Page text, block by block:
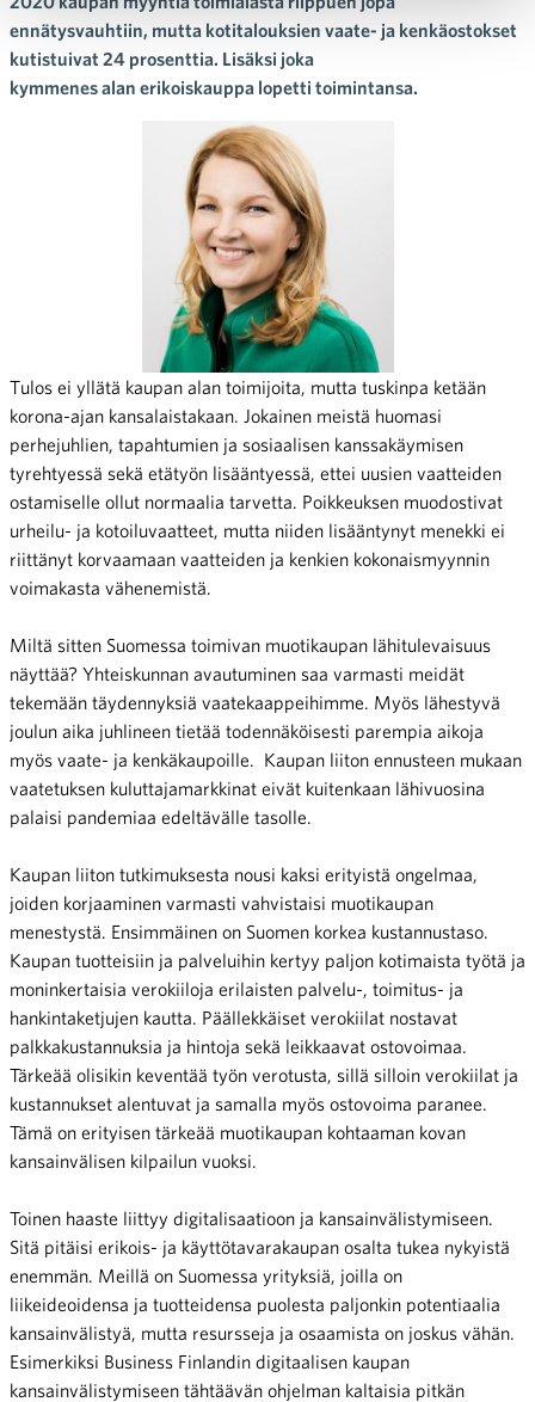
ennätysvauhtiin, mutta kotitalouksien vaate- ja kenkäostokset
kutistuivat 24 prosenttia. Lisäksi joka
kymmenes alan erikoiskauppa lopetti toimintansa.
Tulos ei yllätä kaupan alan toimijoita, mutta tuskinpa ketään
korona-ajan kansalaistakaan. Jokainen meistä huomasi
perhejuhlien, tapahtumien ja sosiaalisen kanssakäymisen
tyrehtyessä sekä etätyön lisääntyessä, ettei uusien vaatteiden
ostamiselle ollut normaalia tarvetta. Poikkeuksen muodostivat
urheilu- ja kotoiluvaatteet, mutta niiden lisääntynyt menekki ei
riittänyt korvaamaan vaatteiden ja kenkien kokonaismyynnin
voimakasta vähenemistä.
Miltä sitten Suomessa toimivan muotikaupan lähitulevaisuus
näyttää? Yhteiskunnan avautuminen saa varmasti meidät
tekemään täydennyksiä vaatekaappeihimme. Myös lähestyvä
joulun aika juhlineen tietää todennäköisesti parempia aikoja
myös vaate- ja kenkäkaupoille. Kaupan liiton ennusteen mukaan
vaatetuksen kuluttajamarkkinat eivät kuitenkaan lähivuosina
palaisi pandemiaa edeltävälle tasolle.
Kaupan liiton tutkimuksesta nousi kaksi erityistä ongelmaa,
joiden korjaaminen varmasti vahvistaisi muotikaupan
menestystä. Ensimmäinen on Suomen korkea kustannustaso.
Kaupan tuotteisiin ja palveluihin kertyy paljon kotimaista työtä ja
moninkertaisia verokiiloja erilaisten palvelu-, toimitus- ja
hankintaketjujen kautta. Päällekkäiset verokiilat nostavat
palkkakustannuksia ja hintoja sekä leikkaavat ostovoimaa.
Tärkeää olisikin keventää työn verotusta, sillä silloin verokiilat ja
kustannukset alentuvat ja samalla myös ostovoima paranee.
Tämä on erityisen tärkeää muotikaupan kohtaaman kovan
kansainvälisen kilpailun vuoksi.
Toinen haaste liittyy digitalisaatioon ja kansainvälistymiseen.
Sitä pitäisi erikois- ja käyttötavarakaupan osalta tukea nykyistä
enemmän. Meillä on Suomessa yrityksiä, joilla on
liikeideoidensa ja tuotteidensa puolesta paljonkin potentiaalia
kansainvälistyä, mutta resursseja ja osaamista on joskus vähän.
Esimerkiksi Business Finlandin digitaalisen kaupan
kansainvälistymiseen tähtäävän ohjelman kaltaisia pitkän